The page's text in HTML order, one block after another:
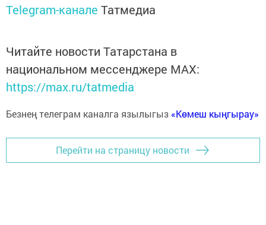
Telegram-канале Татмедиа
Читайте новости Татарстана в
национальном мессенджере MАХ:
https://max.ru/tatmedia
Безнең телеграм каналга язылыгыз «Көмеш кыңгырау»
Перейти на страницу новости